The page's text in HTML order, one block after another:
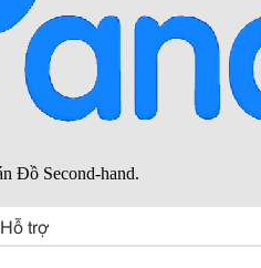
Hỗ trợ